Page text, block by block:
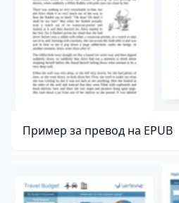
Пример за превод на EPUB